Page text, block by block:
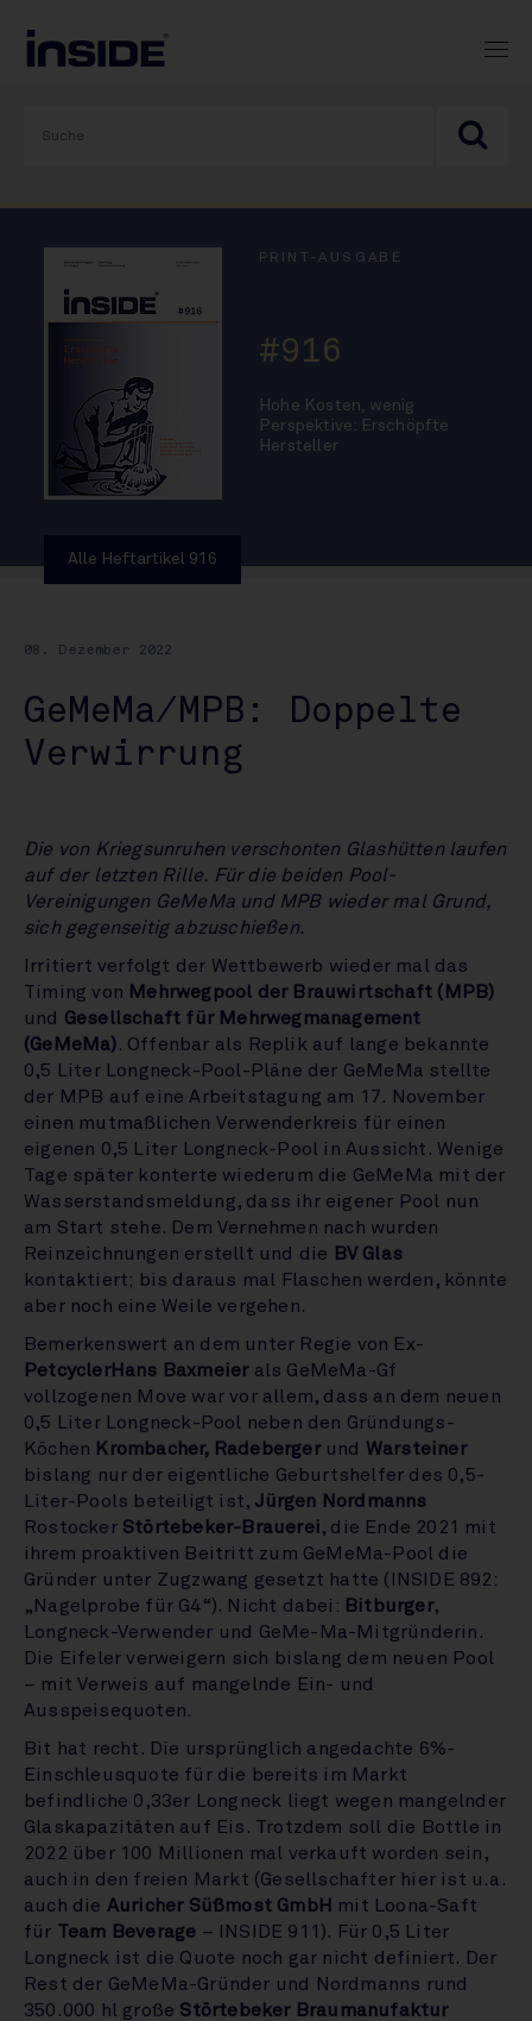
PRINT-AUSGABE
#916
Hohe Kosten, wenig
Perspektive: Erschöpfte
Hersteller
Alle Heftartikel 916
08. Dezember 2022
GeMeMa/MPB: Doppelte
Verwirrung
Die von Kriegsunruhen verschonten Glashütten laufen
auf der letzten Rille. Für die beiden Pool-
Vereinigungen GeMeMa und MPB wieder mal Grund,
sich gegenseitig abzuschießen.
Irritiert verfolgt der Wettbewerb wieder mal das
Timing von Mehrwegpool der Brauwirtschaft (MPB)
und Gesellschaft für Mehrwegmanagement
(GeMeMa). Offenbar als Replik auf lange bekannte
0,5 Liter Longneck-Pool-Pläne der GeMeMa stellte
der MPB auf eine Arbeitstagung am 17. November
einen mutmaßlichen Verwenderkreis für einen
eigenen 0,5 Liter Longneck-Pool in Aussicht. Wenige
Tage später konterte wiederum die GeMeMa mit der
Wasserstandsmeldung, dass ihr eigener Pool nun
am Start stehe. Dem Vernehmen nach wurden
Reinzeichnungen erstellt und die
BV Glas
kontaktiert; bis daraus mal Flaschen werden, könnte
aber noch eine Weile vergehen.
Bemerkenswert an dem unter Regie von Ex-
PetcyclerHans Baxmeierals GeMeMa-Gf
vollzogenen Move war vor allem, dass an dem neuen
0,5 Liter Longneck-Pool neben den Gründungs-
Köchen Krombacher, Radebergerund Warsteiner
bislang nur der eigentliche Geburtshelfer des 0,5-
Liter-Pools beteiligt ist, Jürgen Nordmanns
Rostocker Störtebeker-Brauerei, die Ende 2021 mit
ihrem proaktiven Beitritt zum GeMeMa-Pool die
Gründer unter Zugzwang gesetzt hatte (INSIDE 892:
„Nagelprobe für G4“). Nicht dabei: Bitburger,
Longneck-Verwender und GeMe-Ma-Mitgründerin.
Die Eifeler verweigern sich bislang dem neuen Pool
– mit Verweis auf mangelnde Ein- und
Ausspeisequoten.
Bit hat recht. Die ursprünglich angedachte 6%-
Einschleusquote für die bereits im Markt
befindliche 0,33er Longneck liegt wegen mangelnder
Glaskapazitäten auf Eis. Trotzdem soll die Bottle in
2022 über 100 Millionen mal verkauft worden sein,
auch in den freien Markt (Gesellschafter hier ist u.a.
auch die Auricher Süßmost GmbH mit Loona-Saft
für Team Beverage – INSIDE 911). Für 0,5 Liter
Longneck ist die Quote noch gar nicht definiert. Der
Rest der GeMeMa-Gründer und Nordmanns rund
350.000 hl große Störtebeker Braumanufaktur